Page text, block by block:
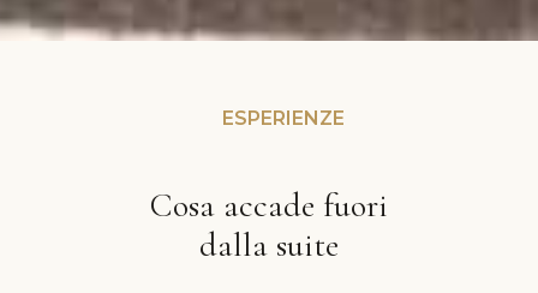
ESPERIENZE
Cosa accade fuori
dalla suite